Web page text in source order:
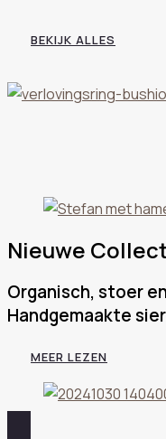
BEKIJK ALLES
Nieuwe
Organisch, stoer
Handgemaakte
MEER LEZEN